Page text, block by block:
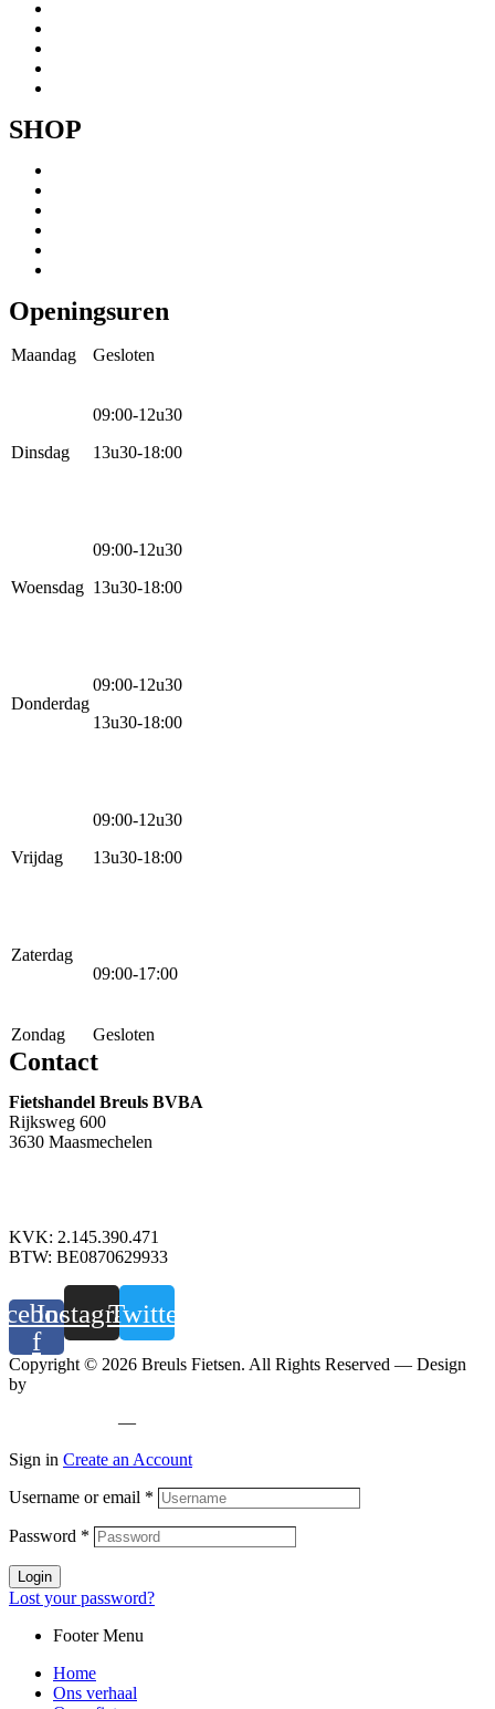
SHOP
Menu
Openingsuren
Maandag Gesloten
Dinsdag
09:00-12u30
13u30-18:00
Woensdag
09:00-12u30
13u30-18:00
Donderdag
09:00-12u30
13u30-18:00
Vrijdag
09:00-12u30
13u30-18:00
Zaterdag
09:00-17:00
Zondag Gesloten
Contact
Fietshandel Breuls BVBA
Rijksweg 600
3630 Maasmechelen
KVK: 2.145.390.471
BTW: BE0870629933
f
Instagram
Twitter
Copyright © 2026 Breuls Fietsen. All Rights Reserved — Design
by
—
Sign in Create an Account
Username or email *
Password *
Login
Lost your password?
Footer Menu
Home
Ons verhaal